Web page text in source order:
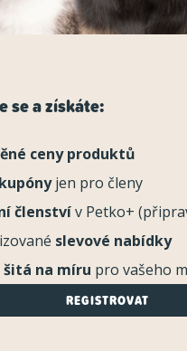
se a získáte:
ceny produktů
jen pro členy
členstvív Petko+
slevové nabídky
šitá na míru pro vašeho
REGISTROVAT